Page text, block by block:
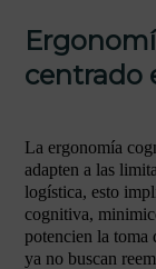
centrado
La ergonomía
adapten a las
logística, esto
cognitiva,
potencien la toma
ya no buscan